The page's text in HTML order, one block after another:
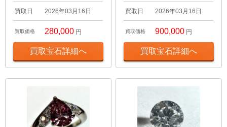
買取日 2026年03月16日
買取価格 280,000 円
買取宝石詳細へ
買取日 2026年03月16日
買取価格 900,000 円
買取宝石詳細へ